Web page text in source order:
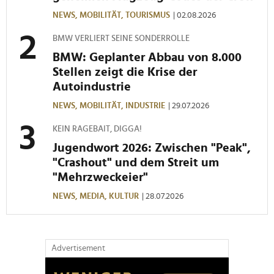
NEWS, MOBILITÄT, TOURISMUS | 02.08.2026
BMW VERLIERT SEINE SONDERROLLE
BMW: Geplanter Abbau von 8.000
Stellen zeigt die Krise der
Autoindustrie
NEWS, MOBILITÄT, INDUSTRIE | 29.07.2026
KEIN RAGEBAIT, DIGGA!
Jugendwort 2026: Zwischen "Peak",
"Crashout" und dem Streit um
"Mehrzweckeier"
NEWS, MEDIA, KULTUR | 28.07.2026
Advertisement